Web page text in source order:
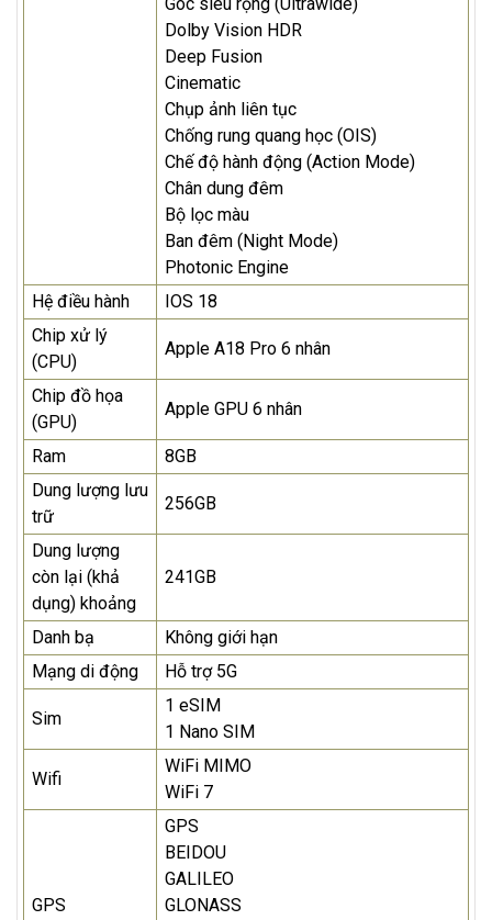
Dolby Vision HDR
Deep Fusion
Cinematic
Chụp ảnh liên tục
Chống rung quang học (OIS)
Chế độ hành động (Action Mode)
Chân dung đêm
Bộ lọc màu
Ban đêm (Night Mode)
Photonic Engine
Hệ điều hành
IOS 18
Chip xử lý
(CPU)
Apple A18 Pro 6 nhân
Chip đồ họa
(GPU)
Apple GPU 6 nhân
Ram
8GB
Dung lượng lưu
trữ
256GB
Dung lượng
còn lại (khả
dụng) khoảng
241GB
Danh bạ
Không giới hạn
Mạng di động
Hỗ trợ 5G
Sim
1 eSIM
1 Nano SIM
Wifi
WiFi MIMO
WiFi 7
GPS
GPS
BEIDOU
GALILEO
GLONASS